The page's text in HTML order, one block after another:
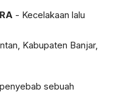
- Kecelakaan lalu
Kabupaten Banjar,
sebuah